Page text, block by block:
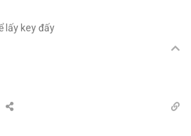
lấy key đấy